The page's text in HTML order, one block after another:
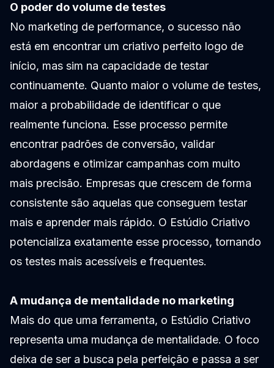
O poder do volume de testes
No marketing de performance, o sucesso não
está em encontrar um criativo perfeito logo de
início, mas sim na capacidade de testar
continuamente. Quanto maior o volume de testes,
maior a probabilidade de identificar o que
realmente funciona. Esse processo permite
encontrar padrões de conversão, validar
abordagens e otimizar campanhas com muito
mais precisão. Empresas que crescem de forma
consistente são aquelas que conseguem testar
mais e aprender mais rápido. O Estúdio Criativo
potencializa exatamente esse processo, tornando
os testes mais acessíveis e frequentes.
A mudança de mentalidade no marketing
Mais do que uma ferramenta, o Estúdio Criativo
representa uma mudança de mentalidade. O foco
deixa de ser a busca pela perfeição e passa a ser